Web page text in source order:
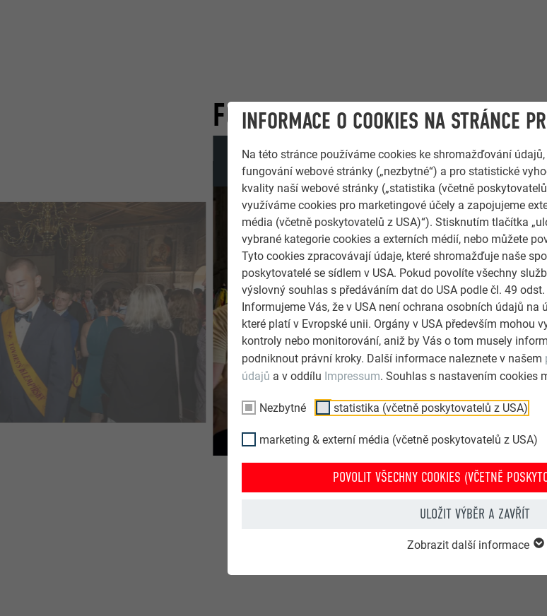
INFORMACE O COOKIES NA STRÁNCE
Na této stránce používáme cookies ke shromažďování
fungování webové stránky („nezbytné“) a pro statistické
kvality naší webové stránky („statistika (včetně
využíváme cookies pro marketingové účely a zapojujeme
média (včetně poskytovatelů z USA)“). Stisknutím tlačítka
vybrané kategorie cookies a externích médií, nebo můžete
Tyto cookies zpracovávají údaje, které shromažďuje naše
poskytovatelé se sídlem v USA. Pokud povolíte všechny
výslovný souhlas s předáváním dat do USA podle čl. 49
Informujeme Vás, že v USA není ochrana osobních údajů
které platí v Evropské unii. Orgány v USA především mohou
kontroly nebo monitorování, aniž by Vás o tom musely
podniknout právní kroky. Další informace naleznete v našem
údajů a v oddílu Impressum. Souhlas s nastavením cookies
Nezbytné statistika (včetně poskytovatelů z USA)
marketing & externí média (včetně poskytovatelů z USA)
POVOLIT VŠECHNY COOKIES (VČETNĚ
ULOŽIT VÝBĚR A ZAVŘÍT
Zobrazit další informace
FOTOGALERIE